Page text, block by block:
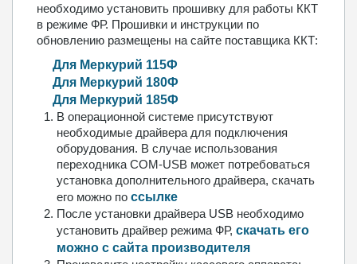
необходимо установить прошивку для работы ККТ
в режиме ФР. Прошивки и инструкции по
обновлению размещены на сайте поставщика ККТ:
Для Меркурий 115Ф
Для Меркурий 180Ф
Для Меркурий 185Ф
В операционной системе присутствуют
необходимые драйвера для подключения
оборудования. В случае использования
переходника COM-USB может потребоваться
установка дополнительного драйвера, скачать
его можно по ссылке
После установки драйвера USB необходимо
установить драйвер режима ФР, скачать его
можно с сайта производителя